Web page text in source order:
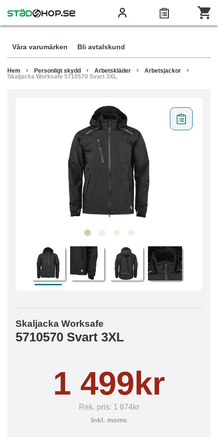
Våra varumärken Bli avtalskund
Hem Personligt skydd Arbetskläder
Arbetsjackor
Skaljacka Worksafe 5710570 Svart 3XL
Skaljacka Worksafe
5710570 Svart 3XL
1 499kr
Rek. pris: 1 874kr
Inkl. moms